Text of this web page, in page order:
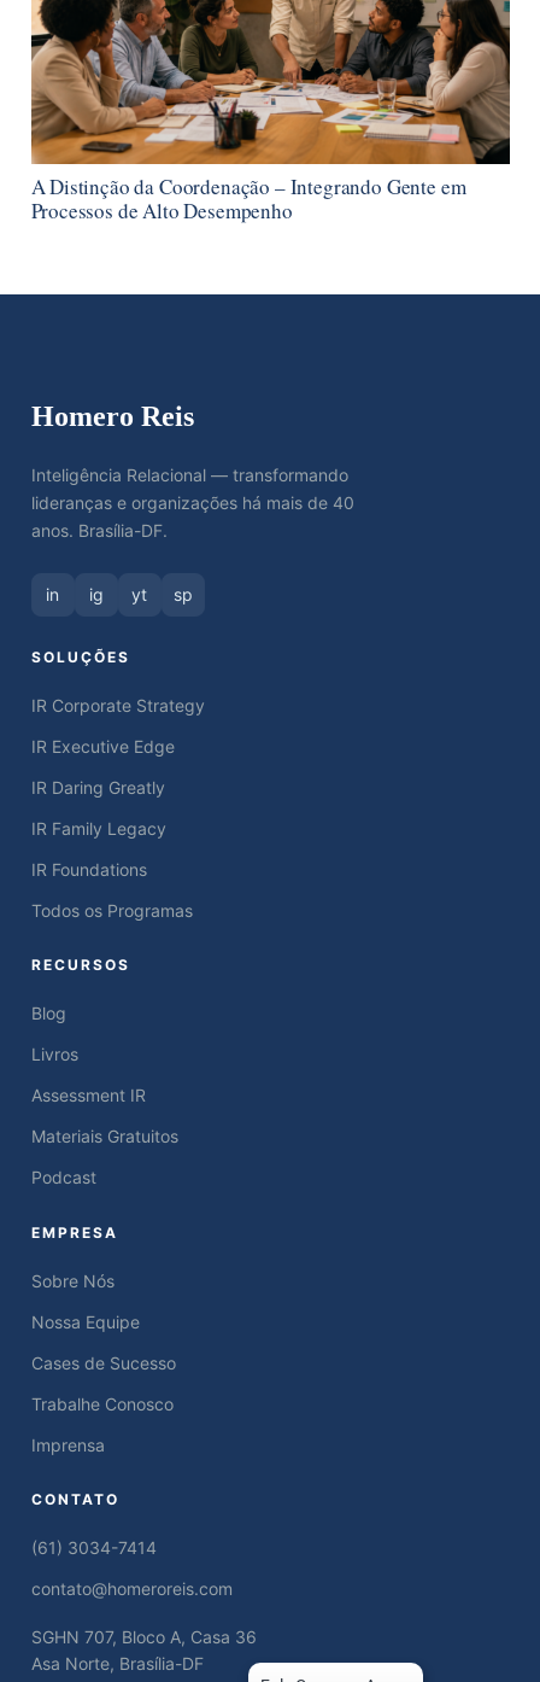
A Distinção da Coordenação – Integrando Gente em
Processos de Alto Desempenho
Homero Reis
Inteligência Relacional — transformando
lideranças e organizações há mais de 40
anos. Brasília-DF.
in ig yt sp
SOLUÇÕES
IR Corporate Strategy
IR Executive Edge
IR Daring Greatly
IR Family Legacy
IR Foundations
Todos os Programas
RECURSOS
Blog
Livros
Assessment IR
Materiais Gratuitos
Podcast
EMPRESA
Sobre Nós
Nossa Equipe
Cases de Sucesso
Trabalhe Conosco
Imprensa
CONTATO
(61) 3034-7414
contato@homeroreis.com
SGHN 707, Bloco A, Casa 36
Asa Norte, Brasília-DF